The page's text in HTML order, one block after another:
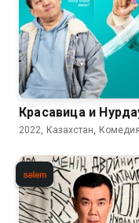
Красавица и
2022, Казахстан, Комедия